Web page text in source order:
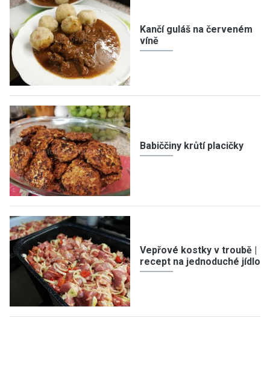
Kančí guláš na červeném
víně
Babiččiny krůtí placičky
Vepřové kostky v troubě |
recept na jednoduché jídlo